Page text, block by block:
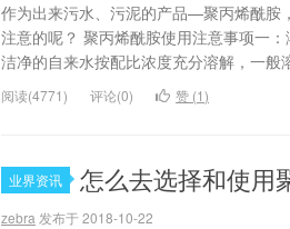
作为出来污水、污泥的产品—聚丙烯酰胺
注意的呢？ 聚丙烯酰胺使用注意事项一
洁净的自来水按配比浓度充分溶解，一般
阅读(4771) 评论(0) 赞 (1)
业界资讯 怎么去选择和使用
zebra 发布于 2018-10-22